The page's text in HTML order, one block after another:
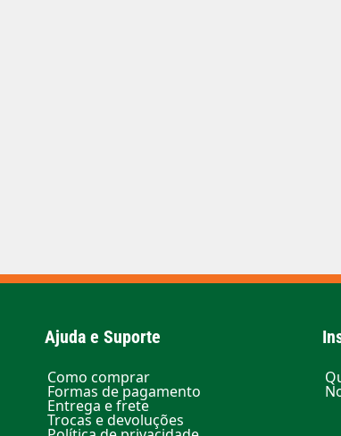
Ajuda e Suporte
Como comprar
Formas de pagamento
Entrega e frete
Trocas e devoluções